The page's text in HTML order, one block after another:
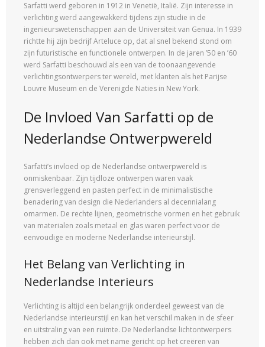
Sarfatti werd geboren in 1912 in Venetië, Italië. Zijn interesse in
verlichting werd aangewakkerd tijdens zijn studie in de
ingenieurswetenschappen aan de Universiteit van Genua. In 1939
richtte hij zijn bedrijf Arteluce op, dat al snel bekend stond om
zijn futuristische en functionele ontwerpen. In de jaren ’50 en ’60
werd Sarfatti beschouwd als een van de toonaangevende
verlichtingsontwerpers ter wereld, met klanten als het Parijse
Louvre Museum en de Verenigde Naties in New York.
De Invloed Van Sarfatti op de
Nederlandse Ontwerpwereld
Sarfatti’s invloed op de Nederlandse ontwerpwereld is
onmiskenbaar. Zijn tijdloze ontwerpen waren vaak
grensverleggend en pasten perfect in de minimalistische
benadering van design die Nederlanders al decennialang
omarmen. De rechte lijnen, geometrische vormen en het gebruik
van materialen zoals metaal en glas waren perfect voor de
eenvoudige en moderne Nederlandse interieurstijl.
Het Belang van Verlichting in
Nederlandse Interieurs
Verlichting is altijd een belangrijk onderdeel geweest van de
Nederlandse interieurstijl en kan het verschil maken in de sfeer
en uitstraling van een ruimte. De Nederlandse lichtontwerpers
hebben zich dan ook met name gericht op het creëren van